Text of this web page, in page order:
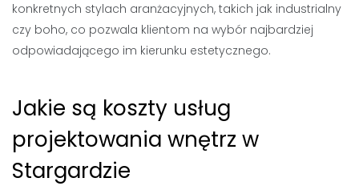
konkretnych stylach aranżacyjnych, takich jak industrialny
czy boho, co pozwala klientom na wybór najbardziej
odpowiadającego im kierunku estetycznego.
Jakie są koszty usług
projektowania wnętrz w
Stargardzie